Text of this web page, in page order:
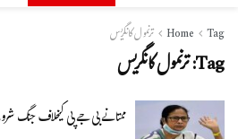
Home Tag ترنمول کانگریس
Tag:ترنمول کانگریس
ممتا نے بی جے پی کیخلاف جنگ